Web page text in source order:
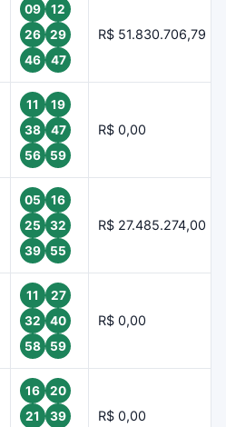
09
12
26
29
46
47
R$ 51.830.706,79
11
19
38
47
56
59
R$ 0,00
05
16
25
32
39
55
R$ 27.485.274,00
11
27
32
40
58
59
R$ 0,00
16
20
21
39
R$ 0,00